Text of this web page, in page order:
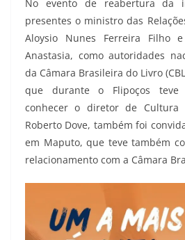
No evento de reabertura da
presentes o ministro das
Aloysio Nunes Ferreira Filho
Anastasia, como autoridades
da Câmara Brasileira do Livro
que durante o Flipoços
conhecer o diretor de Cultura
Roberto Dove, também foi
em Maputo, que teve também
relacionamento com a Câmara